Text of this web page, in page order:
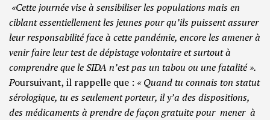
«Cette journée vise à sensibiliser les populations mais en
ciblant essentiellement les jeunes pour qu’ils puissent assurer
leur responsabilité face à cette pandémie, encore les amener à
venir faire leur test de dépistage volontaire et surtout à
comprendre que le SIDA n’est pas un tabou ou une fatalité ».
Poursuivant, il rappelle que : « Quand tu connais ton statut
sérologique, tu es seulement porteur, il y’a des dispositions,
des médicaments à prendre de façon gratuite pour mener à